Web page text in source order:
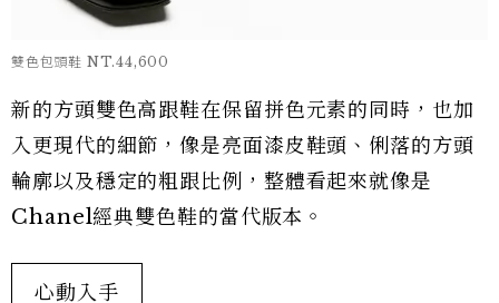
雙色包頭鞋 NT.44,600
新的方頭雙色高跟鞋在保留拼色元素的同時，也加
入更現代的細節，像是亮面漆皮鞋頭、俐落的方頭
輪廓以及穩定的粗跟比例，整體看起來就像是
Chanel經典雙色鞋的當代版本。
心動入手